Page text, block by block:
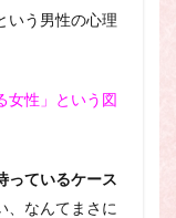
いう男性の心理
女性」という図
っているケース
、なんてまさに